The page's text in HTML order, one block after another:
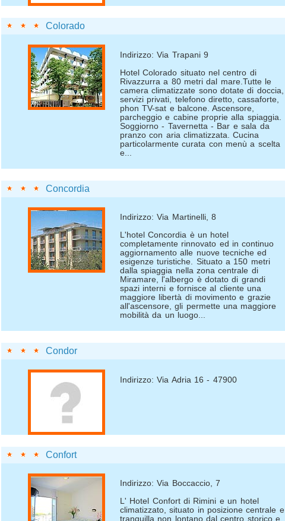
Colorado
Indirizzo: Via Trapani 9
Hotel Colorado situato nel centro di
Rivazzurra a 80 metri dal mare.Tutte le
camera climatizzate sono dotate di doccia,
servizi privati, telefono diretto, cassaforte,
phon TV-sat e balcone. Ascensore,
parcheggio e cabine proprie alla spiaggia.
Soggiorno - Tavernetta - Bar e sala da
pranzo con aria climatizzata. Cucina
particolarmente curata con menù a scelta
e...
Concordia
Indirizzo: Via Martinelli, 8
L'hotel Concordia è un hotel
completamente rinnovato ed in continuo
aggiornamento alle nuove tecniche ed
esigenze turistiche. Situato a 150 metri
dalla spiaggia nella zona centrale di
Miramare, l'albergo è dotato di grandi
spazi interni e fornisce al cliente una
maggiore libertà di movimento e grazie
all'ascensore, gli permette una maggiore
mobilità da un luogo...
Condor
Indirizzo: Via Adria 16 - 47900
Confort
Indirizzo: Via Boccaccio, 7
L' Hotel Confort di Rimini e un hotel
climatizzato, situato in posizione centrale e
tranquilla non lontano dal centro storico e